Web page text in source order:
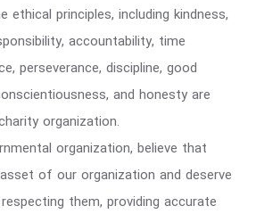
principles, including kindness,
accountability, time
perseverance, discipline, good
and honesty are
organization.
organization, believe that
of our organization and deserve
them, providing accurate